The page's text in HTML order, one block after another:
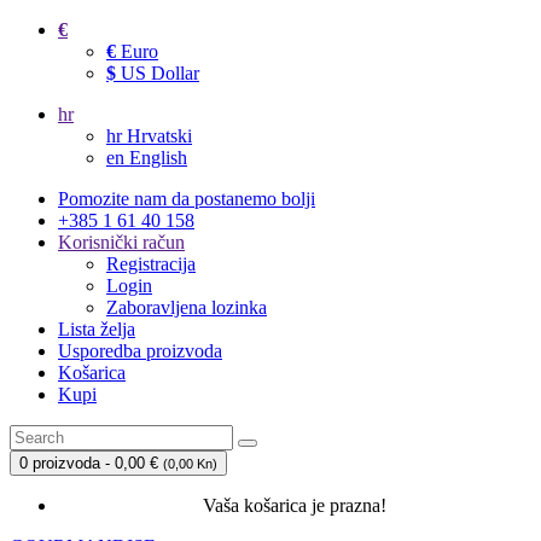
€
€ Euro
$ US Dollar
hr
hrHrvatski
en English
Pomozite nam da postanemo bolji
+385 1 61 40 158
Korisnički račun
Registracija
Login
Zaboravljena lozinka
Lista želja
Usporedba proizvoda
Košarica
Kupi
0 proizvoda - 0,00 € (0,00 Kn)
Vaša košarica je prazna!